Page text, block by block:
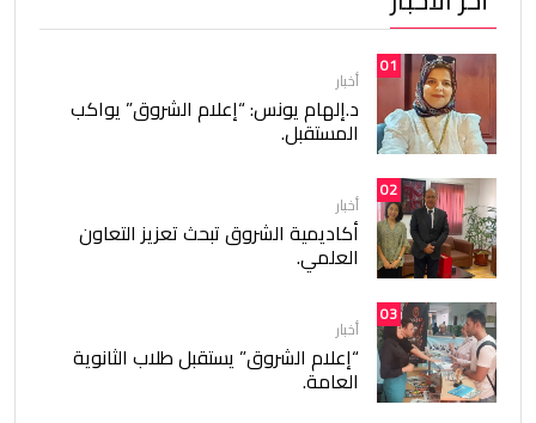
01
أخبار
د.إلهام يونس: “إعلام الشروق” يواكب
المستقبل.
02
أخبار
أكاديمية الشروق تبحث تعزيز التعاون
العلمي.
03
أخبار
“إعلام الشروق” يستقبل طلاب الثانوية
العامة.